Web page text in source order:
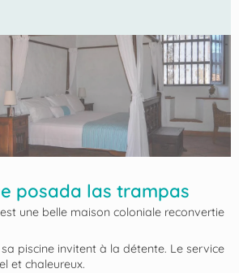
posada las trampas
une belle maison coloniale reconvertie
piscine invitent à la détente. Le service
et chaleureux.